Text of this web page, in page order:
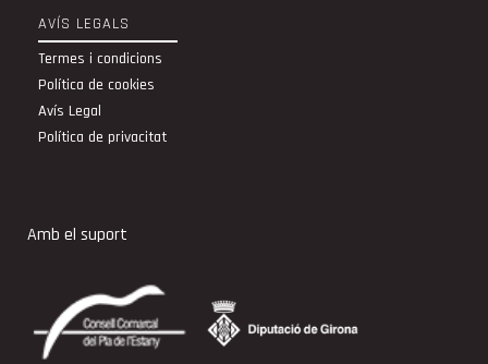
AVÍS LEGALS
Termes i condicions
Política de cookies
Avís Legal
Política de privacitat
Amb el suport